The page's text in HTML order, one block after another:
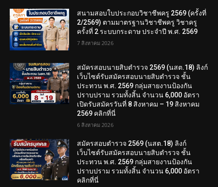
สนามสอบใบประกอบวิชาชีพครู 2569 (ครั้งที่
2/2569) ตามมาตรฐานวิชาชีพครู วิชาครู
ครั้งที่ 2 ระบบกระดาษ ประจำปี พ.ศ. 2569
7 สิงหาคม 2026
สมัครสอบนายสิบตำรวจ 2569 (นสต.18) ลิงก์
เว็บไซต์รับสมัครสอบนายสิบตำรวจ ชั้น
ประทวน พ.ศ. 2569 กลุ่มสายงานป้องกัน
ปราบปราม รวมทั้งสิ้น จำนวน 6,000 อัตรา
เปิดรับสมัครวันที่ 8 สิงหาคม – 19 สิงหาคม
2569 คลิกที่นี่
6 สิงหาคม 2026
สมัครสอบตํารวจ 2569 (นสต.18) ลิงก์
เว็บไซต์รับสมัครสอบนายสิบตำรวจ ชั้น
ประทวน พ.ศ. 2569 กลุ่มสายงานป้องกัน
ปราบปราม รวมทั้งสิ้น จำนวน 6,000 อัตรา
คลิกที่นี่